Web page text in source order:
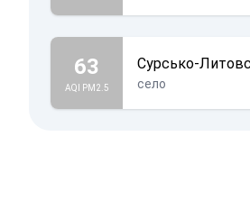
63
AQI PM2.5
Сурсько-
село